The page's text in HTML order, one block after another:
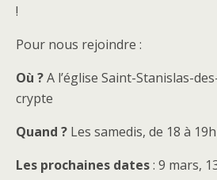
!
Pour nous rejoindre :
Où ?A l’église Saint-Stanislas-
crypte
Quand ? Les samedis, de 18 à
Les prochaines dates: 9 mars,